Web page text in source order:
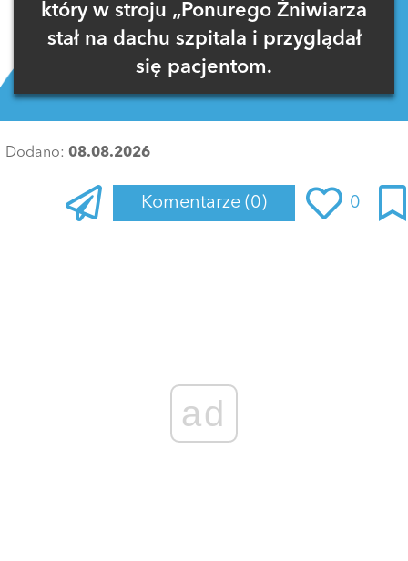
który w stroju „Ponurego Żniwiarza
stał na dachu szpitala i przyglądał
się pacjentom.
Dodano: 08.08.2026
Komentarze (0) 0
ad